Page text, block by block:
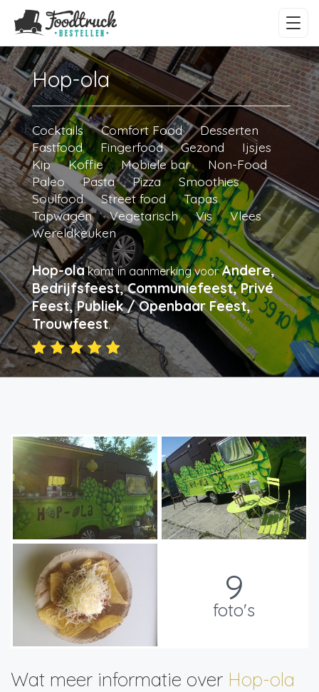
Hop-ola
Cocktails Comfort Food
Desserten
Fastfood
Fingerfood Gezond
Ijsjes
Kip
Koffie Mobiele bar
Non-Food
Paleo
Pasta Pizza
Smoothies
Soulfood
Street food
Tapas
Tapwagen
Vegetarisch Vis
Vlees
Wereldkeuken
Hop-olakomt in aanmerking voorAndere,
Bedrijfsfeest, Communiefeest, Privé
Feest, Publiek / Openbaar Feest,
Trouwfeest.
9
foto's
Wat meer informatie over Hop-ola